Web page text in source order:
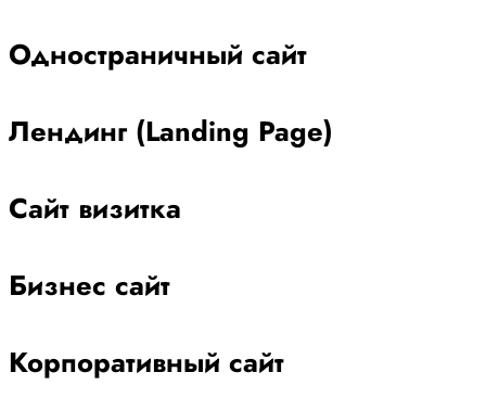
Одностраничный сайт
Лендинг (Landing Page)
Сайт визитка
Бизнес сайт
Корпоративный сайт